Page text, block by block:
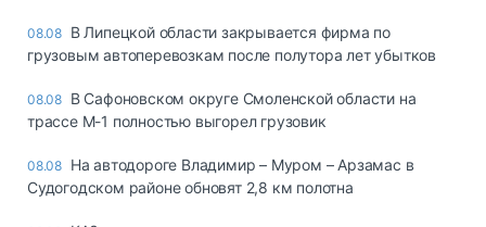
08.08 В Липецкой области закрывается фирма по
грузовым автоперевозкам после полутора лет убытков
08.08 В Сафоновском округе Смоленской области на
трассе М-1 полностью выгорел грузовик
08.08 На автодороге Владимир – Муром – Арзамас в
Судогодском районе обновят 2,8 км полотна